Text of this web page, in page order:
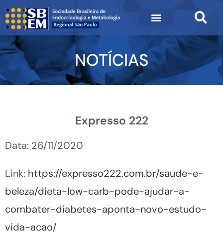
NOTÍCIAS
Expresso 222
Data: 26/11/2020
Link: https://expresso222.com.br/saude-e-
beleza/dieta-low-carb-pode-ajudar-a-
combater-diabetes-aponta-novo-estudo-
vida-acao/